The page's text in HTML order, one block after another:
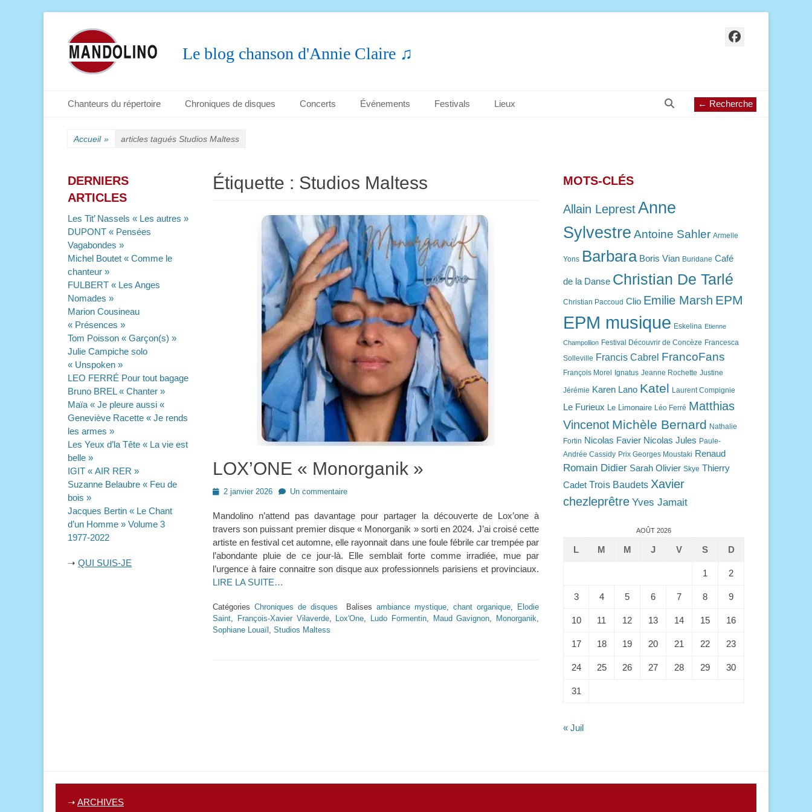
Le blog chanson d'Annie Claire ♫
Facebook
Menu principal
Chanteurs du répertoire Chroniques de disques Concerts Événements Festivals Lieux ← Recherche
Recherche
Accueil » articles tagués Studios Maltess
Étiquette : Studios Maltess
LOX’ONE « Monorganik »
Posted2 janvier 2026 Un commentaire
Mandolino n’attend pas davantage pour partager la découverte de Lox’one à
travers son puissant premier disque « Monorganik » sorti en 2024. J’ai croisé cette
artiste en festival cet automne, elle rayonnait dans une foule fébrile car trempée par
l’abondante pluie de ce jour-là. Elle semblait forte comme irradiée, mue par
l’urgence à faire connaitre son disque aux professionnels parisiens et provinciaux.
LIRE LA SUITE…
Catégories Chroniques de disques Balises ambiance mystique, chant organique,
Elodie
Saint, François-Xavier Vilaverde, Lox'One, Ludo Formentin, Maud Gavignon, Monorganik,
Sophiane Louaïl , Studios Maltess
MOTS-CLÉS
Allain LeprestAnne
Sylvestre Antoine Sahler Armelle
Yons Barbara Boris Vian Buridane Café
de la Danse Christian De Tarlé
Christian Paccoud Clio Emilie Marsh EPM
EPM musique Eskelina Etienne
Champollion Festival Découvrir de Concèze Francesca
Solleville Francis Cabrel FrancoFans
François Morel Ignatus Jeanne Rochette Justine
Jérémie Karen Lano Katel Laurent Compignie
Le Furieux Le Limonaire Léo Ferré Matthias
Vincenot Michèle Bernard Nathalie
Fortin Nicolas Favier Nicolas Jules Paule-
Andrée Cassidy Prix Georges Moustaki Renaud
Romain Didier Sarah Olivier Skye Thierry
Cadet Trois Baudets Xavier
chezleprêtre Yves Jamait
AOÛT 2026
L M M J V S D
1 2
3 4 5 6 7 8 9
10 11 12 13 14 15 16
17 18 19 20 21 22 23
24 25 26 27 28 29 30
31
« Juil
DERNIERS
ARTICLES
Les Tit’ Nassels « Les autres »
DUPONT « Pensées
Vagabondes »
Michel Boutet « Comme le
chanteur »
FULBERT « Les Anges
Nomades »
Marion Cousineau
« Présences »
Tom Poisson « Garçon(s) »
Julie Campiche solo
« Unspoken »
LEO FERRÉ Pour tout bagage
Bruno BREL « Chanter »
Maïa « Je pleure aussi «
Geneviève Racette « Je rends
les armes »
Les Yeux d’la Tête « La vie est
belle »
IGIT « AIR RER »
Suzanne Belaubre « Feu de
bois »
Jacques Bertin « Le Chant
d’un Homme » Volume 3
1977-2022
➝ QUI SUIS-JE
➝ ARCHIVES